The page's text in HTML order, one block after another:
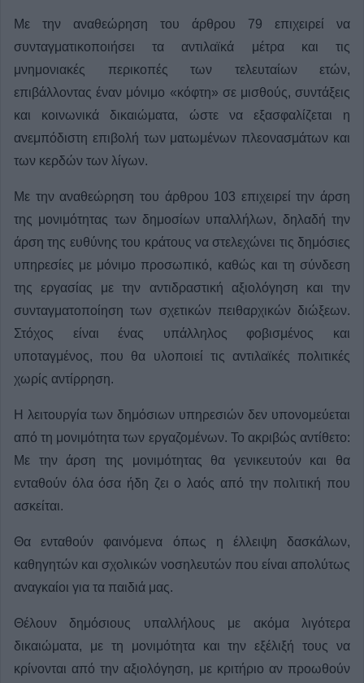
Με την αναθεώρηση του άρθρου 79 επιχειρεί να
συνταγματικοποιήσει τα αντιλαϊκά μέτρα και τις
μνημονιακές περικοπές των τελευταίων ετών,
επιβάλλοντας έναν μόνιμο «κόφτη» σε μισθούς, συντάξεις
και κοινωνικά δικαιώματα, ώστε να εξασφαλίζεται η
ανεμπόδιστη επιβολή των ματωμένων πλεονασμάτων και
των κερδών των λίγων.
Με την αναθεώρηση του άρθρου 103 επιχειρεί την άρση
της μονιμότητας των δημοσίων υπαλλήλων, δηλαδή την
άρση της ευθύνης του κράτους να στελεχώνει τις δημόσιες
υπηρεσίες με μόνιμο προσωπικό, καθώς και τη σύνδεση
της εργασίας με την αντιδραστική αξιολόγηση και την
συνταγματοποίηση των σχετικών πειθαρχικών διώξεων.
Στόχος είναι ένας υπάλληλος φοβισμένος και
υποταγμένος, που θα υλοποιεί τις αντιλαϊκές πολιτικές
χωρίς αντίρρηση.
Η λειτουργία των δημόσιων υπηρεσιών δεν υπονομεύεται
από τη μονιμότητα των εργαζομένων. Το ακριβώς αντίθετο:
Με την άρση της μονιμότητας θα γενικευτούν και θα
ενταθούν όλα όσα ήδη ζει ο λαός από την πολιτική που
ασκείται.
Θα ενταθούν φαινόμενα όπως η έλλειψη δασκάλων,
καθηγητών και σχολικών νοσηλευτών που είναι απολύτως
αναγκαίοι για τα παιδιά μας.
Θέλουν δημόσιους υπαλλήλους με ακόμα λιγότερα
δικαιώματα, με τη μονιμότητα και την εξέλιξή τους να
κρίνονται από την αξιολόγηση, με κριτήριο αν προωθούν